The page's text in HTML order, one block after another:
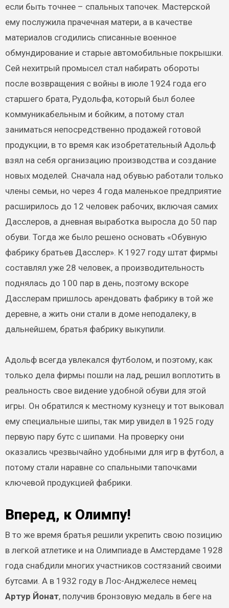
если быть точнее – спальных тапочек. Мастерской
ему послужила прачечная матери, а в качестве
материалов сгодились списанные военное
обмундирование и старые автомобильные покрышки.
Сей нехитрый промысел стал набирать обороты
после возвращения с войны в июле 1924 года его
старшего брата, Рудольфа, который был более
коммуникабельным и бойким, а потому стал
заниматься непосредственно продажей готовой
продукции, в то время как изобретательный Адольф
взял на себя организацию производства и создание
новых моделей. Сначала над обувью работали только
члены семьи, но через 4 года маленькое предприятие
расширилось до 12 человек рабочих, включая самих
Дасслеров, а дневная выработка выросла до 50 пар
обуви. Тогда же было решено основать «Обувную
фабрику братьев Дасслер». К 1927 году штат фирмы
составлял уже 28 человек, а производительность
поднялась до 100 пар в день, поэтому вскоре
Дасслерам пришлось арендовать фабрику в той же
деревне, а жить они стали в доме неподалеку, в
дальнейшем, братья фабрику выкупили.
Адольф всегда увлекался футболом, и поэтому, как
только дела фирмы пошли на лад, решил воплотить в
реальность свое видение удобной обуви для этой
игры. Он обратился к местному кузнецу и тот выковал
ему специальные шипы, так мир увидел в 1925 году
первую пару бутс с шипами. На проверку они
оказались чрезвычайно удобными для игр в футбол, а
потому стали наравне со спальными тапочками
ключевой продукцией фабрики.
Вперед, к Олимпу!
В то же время братья решили укрепить свою позицию
в легкой атлетике и на Олимпиаде в Амстердаме 1928
года снабдили многих участников состязаний своими
бутсами. А в 1932 году в Лос-Анджелесе немец
Артур Йонат, получив бронзовую медаль в беге на